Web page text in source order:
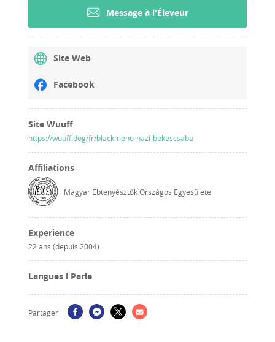
Message à l'Éleveur
Site Web
Facebook
Site Wuuff
https://wuuff.dog/fr/blackmeno-hazi-bekescsaba
Affiliations
Magyar Ebtenyésztők Országos Egyesülete
Experience
22 ans (depuis 2004)
Langues l Parle
Partager